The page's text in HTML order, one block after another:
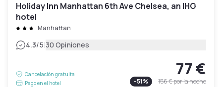
Holiday Inn Manhattan 6th Ave Chelsea, an IHG
hotel
Manhattan
4.3/5|30 Opiniones
Cancelación gratuita
Pago en el hotel
77 €
-51% 156 €por la noche